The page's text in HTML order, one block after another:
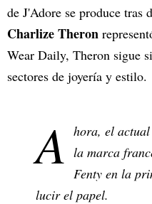
de J'Adore se produce tras
Charlize Theron
Wear Daily, Theron sigue
sectores de joyería y estilo.
A hora, el
la marca
Fenty en la
lucir el papel.